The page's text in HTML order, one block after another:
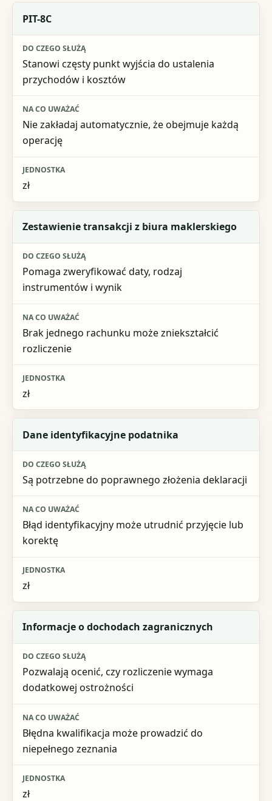
Dokument lub dane
Do czego służą
Na co uważać
PIT-8C
Stanowi częsty punkt wyjścia do ustalenia
przychodów i kosztów
Nie zakładaj automatycznie, że obejmuje każdą
operację
zł
Zestawienie transakcji z biura maklerskiego
Pomaga zweryfikować daty, rodzaj
instrumentów i wynik
Brak jednego rachunku może zniekształcić
rozliczenie
zł
Dane identyfikacyjne podatnika
Są potrzebne do poprawnego złożenia deklaracji
Błąd identyfikacyjny może utrudnić przyjęcie lub
korektę
zł
Informacje o dochodach zagranicznych
Pozwalają ocenić, czy rozliczenie wymaga
dodatkowej ostrożności
Błędna kwalifikacja może prowadzić do
niepełnego zeznania
zł